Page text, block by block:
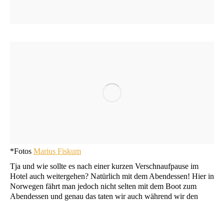
*Fotos Mari­us Fiskum
Tja und wie soll­te es nach einer kur­zen Ver­schnauf­pau­se im
Hotel auch wei­ter­ge­hen? Natür­lich mit dem Abend­essen! Hier in
Nor­we­gen fährt man jedoch nicht sel­ten mit dem Boot zum
Abend­essen und genau das taten wir auch wäh­rend wir den